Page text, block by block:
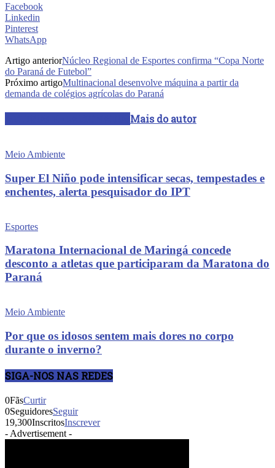
Facebook
Linkedin
Pinterest
WhatsApp
Artigo anteriorNúcleo Regional de Esportes confirma “Copa Norte
do Paraná de Futebol”
Próximo artigoMultinacional desenvolve máquina a partir da
demanda de colégios agrícolas do Paraná
Mais do autor
Meio Ambiente
Super El Niño pode intensificar secas, tempestades e
enchentes, alerta pesquisador do IPT
Esportes
Maratona Internacional de Maringá concede
desconto a atletas que participaram da Maratona do
Paraná
Meio Ambiente
Por que os idosos sentem mais dores no corpo
durante o inverno?
SIGA-NOS NAS REDES
0FãsCurtir
0SeguidoresSeguir
19,300InscritosInscrever
- Advertisement -